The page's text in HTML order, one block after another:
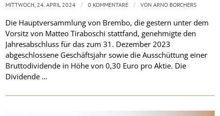
Die Hauptversammlung von Brembo, die gestern unter dem
Vorsitz von Matteo Tiraboschi stattfand, genehmigte den
Jahresabschluss für das zum 31. Dezember 2023
abgeschlossene Geschäftsjahr sowie die Ausschüttung einer
Bruttodividende in Höhe von 0,30 Euro pro Aktie. Die
Dividende …
MITTWOCH, 24. APRIL 2024 / 0 KOMMENTARE / VONARNO BORCHERS